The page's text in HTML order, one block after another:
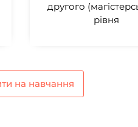
другого
рівня
на навчання